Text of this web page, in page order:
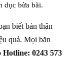
dục bừa bãi.
biết bản thân
quả. Mọi băn
Hotline: 0243 573